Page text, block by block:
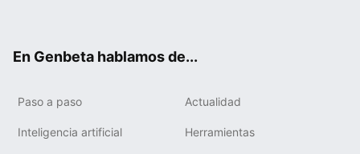
En Genbeta hablamos de...
Paso a paso Actualidad
Inteligencia artificial Herramientas